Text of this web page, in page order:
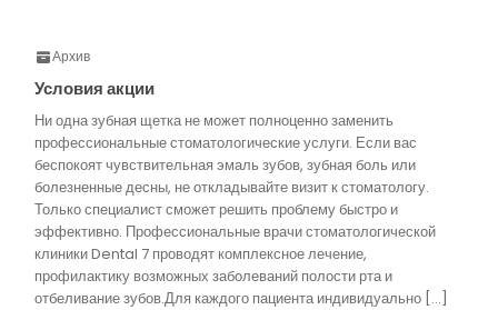
Архив
Условия акции
Ни одна зубная щетка не может полноценно заменить
профессиональные стоматологические услуги. Если вас
беспокоят чувствительная эмаль зубов, зубная боль или
болезненные десны, не откладывайте визит к стоматологу.
Только специалист сможет решить проблему быстро и
эффективно. Профессиональные врачи стоматологической
клиники Dental 7 проводят комплексное лечение,
профилактику возможных заболеваний полости рта и
отбеливание зубов.Для каждого пациента индивидуально […]